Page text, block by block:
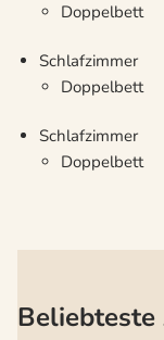
Doppelbett
Schlafzimmer
Doppelbett
Schlafzimmer
Doppelbett